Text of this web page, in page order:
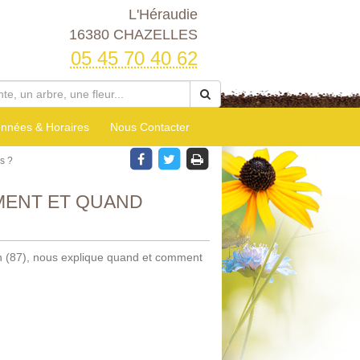
L'Héraudie
16380 CHAZELLES
05 45 70 40 62
& Horaires Nous Contacter
?
ET QUAND
nous explique quand et comment